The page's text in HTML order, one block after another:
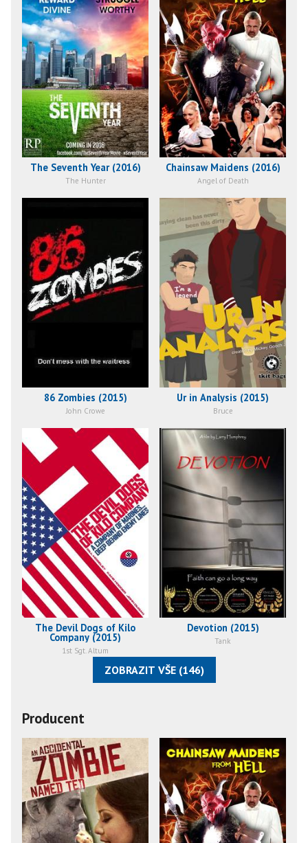
The Seventh Year (2016)
The Hunter
Chainsaw Maidens (2016)
Angel of Death
86 Zombies (2015)
John Crowe
Ur in Analysis (2015)
Bruce
The Devil Dogs of Kilo
Company (2015)
1st Sgt. Altum
Devotion (2015)
Tank
ZOBRAZIT VŠE (146)
Producent